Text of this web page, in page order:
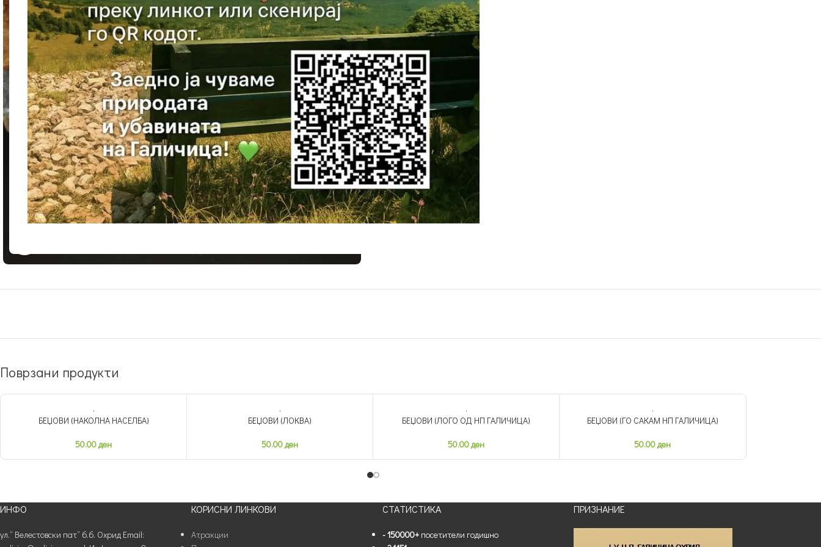
Поврзани продукти
НЕМА ЗАЛИХА
БЕЏОВИ (НАКОЛНА НАСЕЛБА)
50.00ден
БЕЏОВИ (ЛОКВА)
50.00ден
НЕМА ЗАЛИХА
БЕЏОВИ (ЛОГО ОД НП ГАЛИЧИЦА)
50.00ден
НЕМА ЗАЛИХА
БЕЏОВИ (ГО САКАМ НП ГАЛИЧИЦА)
50.00ден
ИНФО
ул.“ Велестовски пат“ б.б. Охрид Email:
КОРИСНИ ЛИНКОВИ
Атракции
СТАТИСТИКА
- 150000+посетители годишно
ПРИЗНАНИЕ